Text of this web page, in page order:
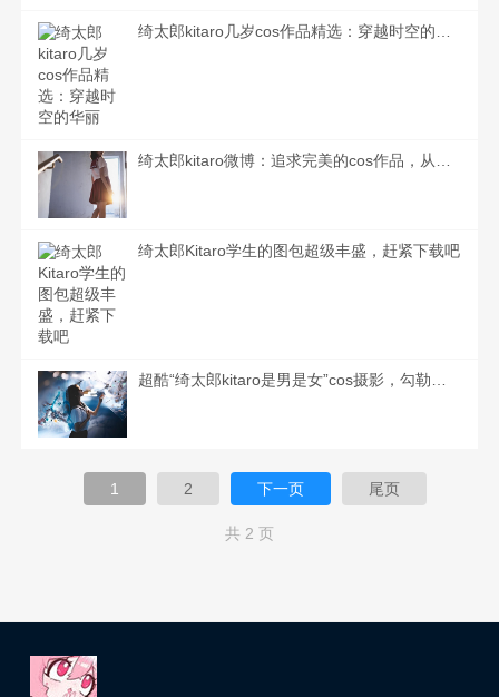
绮太郎Kitaro学生的图包超级丰盛，赶紧下载吧
1 2 下一页 尾页
共 2 页